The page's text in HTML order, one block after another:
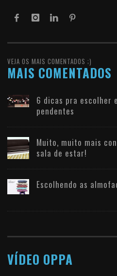
VEJA OS MAIS COMENTADOS ;)
MAIS COMENTADOS
6 dicas pra escolher
pendentes
Muito, muito mais
sala de estar!
Escolhendo as
VÍDEO OPPA